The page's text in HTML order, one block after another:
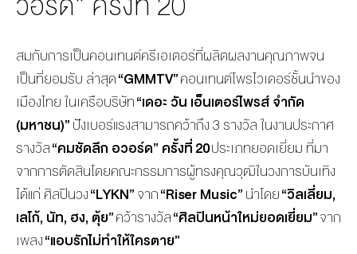
สมกับการเป็นคอนเทนต์ครีเอเตอร์ที่ผลิตผลงานคุณภาพจน
เป็นที่ยอมรับ ล่าสุด“GMMTV”คอนเทนต์โพรไวเดอร์ชั้นนำของ
เมืองไทย ในเครือบริษัท“เดอะ วัน เอ็นเตอร์ไพรส์ จำกัด
(มหาชน)”ปังเบอร์แรงสามารถคว้าถึง 3 รางวัล ในงานประกาศ
รางวัล“คมชัดลึก อวอร์ด” ครั้งที่20ประเภทยอดเยี่ยม ที่มา
จากการตัดสินโดยคณะกรรมการผู้ทรงคุณวุฒิในวงการบันเทิง
ได้แก่ ศิลปินวง“LYKN”จาก“Riser Music”นำโดย“วิลเลี่ยม,
เลโก้, นัท, ฮง, ตุ้ย”คว้ารางวัล“ศิลปินหน้าใหม่ยอดเยี่ยม”จาก
เพลง“แอบรักไม่ทำให้ใครตาย”